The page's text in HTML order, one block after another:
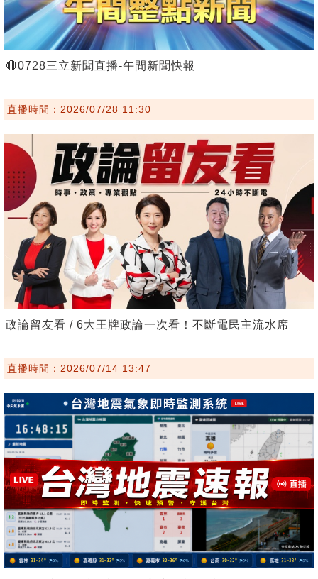
🔴0728三立新聞直播-午間新聞快報
直播時間：2026/07/28 11:30
政論留友看 / 6大王牌政論一次看！不斷電民主流水席
直播時間：2026/07/14 13:47